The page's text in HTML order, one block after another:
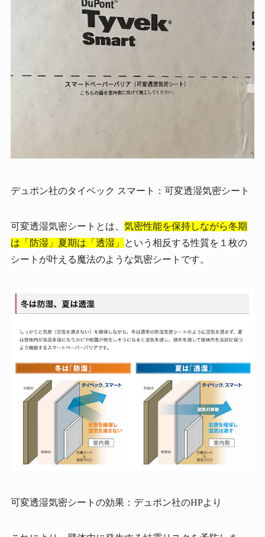
デュポン社のタイベック スマート：可変透湿気密シート
可変透湿気密シートとは、 気密性能を保持しながら冬期
は「防湿」夏期は「透湿」
という相反する性質を１枚の
シートが叶える魔法のような気密シートです。
可変透湿気密シートの効果：デュポン社のHPより